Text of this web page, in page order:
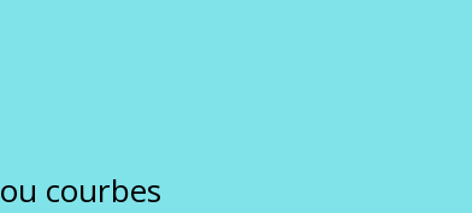
ou courbes